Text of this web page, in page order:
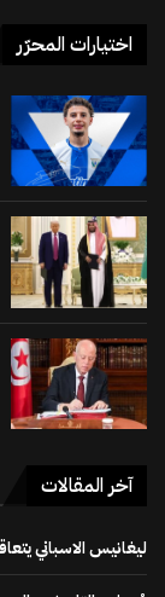
اختيارات المحرّر
آخر المقالات
ليغانيس الاسباني